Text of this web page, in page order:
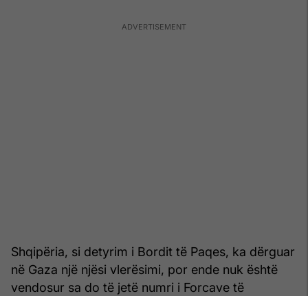
Shqipëria, si detyrim i Bordit të Paqes, ka dërguar
në Gaza një njësi vlerësimi, por ende nuk është
vendosur sa do të jetë numri i Forcave të